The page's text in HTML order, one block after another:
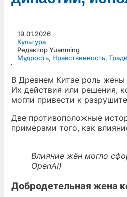
19.01.2026
Культура
Редактор Yuanming
Мудрость, Нравственность,
В Древнем Китае роль жены
Их действия или решения,
могли привести к
Две противоположные
примерами того, как
Влияние жён могло
OpenAI)
Добродетельная жена